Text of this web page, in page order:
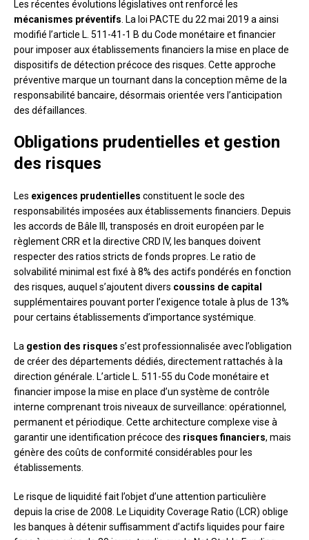
Les récentes évolutions législatives ont renforcé les
mécanismes préventifs . La loi PACTE du 22 mai 2019 a ainsi
modifié l’article L. 511-41-1 B du Code monétaire et financier
pour imposer aux établissements financiers la mise en place de
dispositifs de détection précoce des risques. Cette approche
préventive marque un tournant dans la conception même de la
responsabilité bancaire, désormais orientée vers l’anticipation
des défaillances.
Obligations prudentielles et gestion
des risques
Les exigences prudentielles constituent le socle des
responsabilités imposées aux établissements financiers. Depuis
les accords de Bâle III, transposés en droit européen par le
règlement CRR et la directive CRD IV, les banques doivent
respecter des ratios stricts de fonds propres. Le ratio de
solvabilité minimal est fixé à 8% des actifs pondérés en fonction
des risques, auquel s’ajoutent divers coussins de capital
supplémentaires pouvant porter l’exigence totale à plus de 13%
pour certains établissements d’importance systémique.
La gestion des risques s’est professionnalisée avec l’obligation
de créer des départements dédiés, directement rattachés à la
direction générale. L’article L. 511-55 du Code monétaire et
financier impose la mise en place d’un système de contrôle
interne comprenant trois niveaux de surveillance: opérationnel,
permanent et périodique. Cette architecture complexe vise à
garantir une identification précoce des risques financiers, mais
génère des coûts de conformité considérables pour les
établissements.
Le risque de liquidité fait l’objet d’une attention particulière
depuis la crise de 2008. Le Liquidity Coverage Ratio (LCR) oblige
les banques à détenir suffisamment d’actifs liquides pour faire